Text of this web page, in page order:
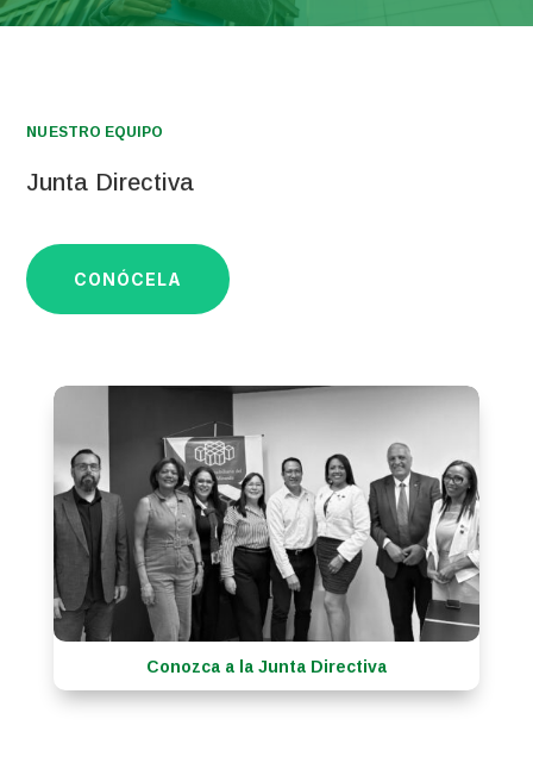
NUESTRO EQUIPO
Junta Directiva
CONÓCELA
Conozca a la Junta Directiva